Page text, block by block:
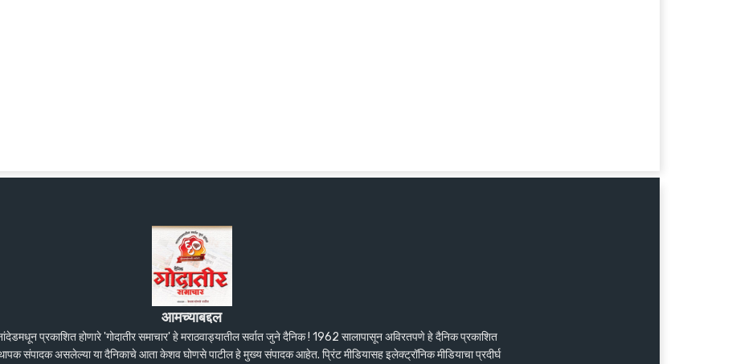
आमच्याबद्दल
प्रकाशित होणारे 'गोदातीर समाचार' हे मराठवाड्यातील सर्वात जुने दैनिक ! 1962 सालापासून अविरतपणे हे दैनिक प्रकाशित
संपादक असलेल्या या दैनिकाचे आता केशव घोणसे पाटील हे मुख्य संपादक आहेत. प्रिंट मीडियासह इलेक्ट्रॉनिक मीडियाचा प्रदीर्घ